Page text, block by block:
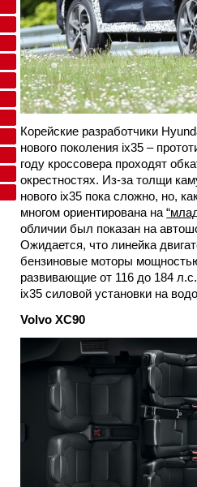
Корейские разработчики
нового поколения ix35 –
году кроссовера проходят
окрестностях. Из-за толщи
нового ix35 пока сложно, но,
многом ориентирована на
обличии был показан на
Ожидается, что линейка
бензиновые моторы
развивающие от 116 до 184
ix35 силовой установки на
VolvoXC90